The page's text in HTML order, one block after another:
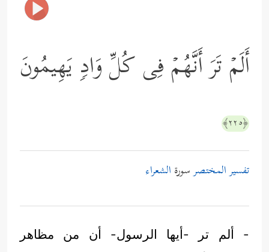
أَلَمۡ تَرَ أَنَّهُمۡ فِی كُلِّ وَادࣲ یَهِیمُونَ
﴿٢٢٥﴾
تفسير المختصرسورة الشعراء
- ألم تر -أيها الرسول- أن من مظاهر